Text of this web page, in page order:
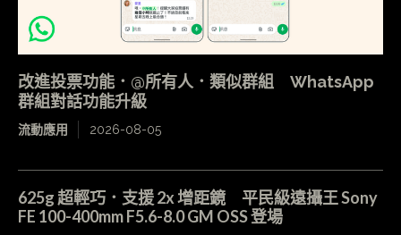
改進投票功能．@所有人．類似群組 WhatsApp
群組對話功能升級
流動應用 2026-08-05
625g 超輕巧．支援 2x 增距鏡 平民級遠攝王 Sony
FE 100-400mm F5.6-8.0 GM OSS 登場